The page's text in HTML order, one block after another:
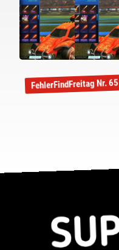
FehlerFindFreitag Nr. 65